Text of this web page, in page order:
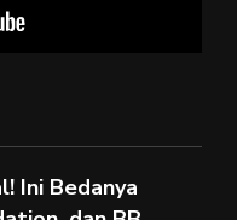
Ini Bedanya